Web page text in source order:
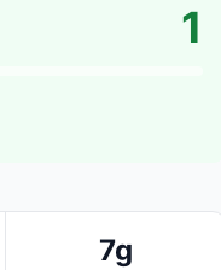
1
7g